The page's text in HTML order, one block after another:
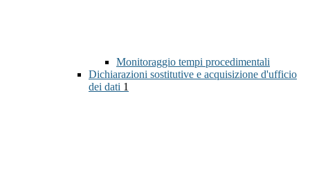
Monitoraggio tempi procedimentali
Dichiarazioni sostitutive e acquisizione d'ufficio
dei dati 1